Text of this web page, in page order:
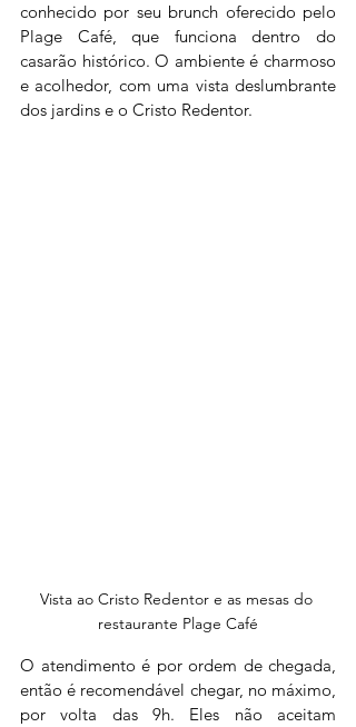
conhecido por seu brunch oferecido pelo
Plage Café, que funciona dentro do
casarão histórico. O ambiente é charmoso
e acolhedor, com uma vista deslumbrante
dos jardins e o Cristo Redentor.
Vista ao Cristo Redentor e as mesas do
restaurante Plage Café
O atendimento é por ordem de chegada,
então é recomendável chegar, no máximo,
por volta das 9h. Eles não aceitam